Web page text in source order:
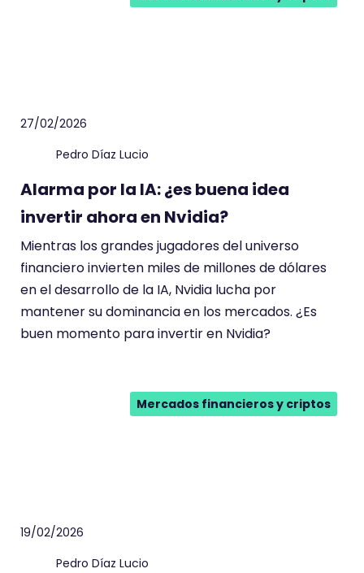
27/02/2026
Pedro Díaz Lucio
Alarma por la IA: ¿es buena idea
invertir ahora en Nvidia?
Mientras los grandes jugadores del universo
financiero invierten miles de millones de dólares
en el desarrollo de la IA, Nvidia lucha por
mantener su dominancia en los mercados. ¿Es
buen momento para invertir en Nvidia?
Mercados financieros y criptos
19/02/2026
Pedro Díaz Lucio